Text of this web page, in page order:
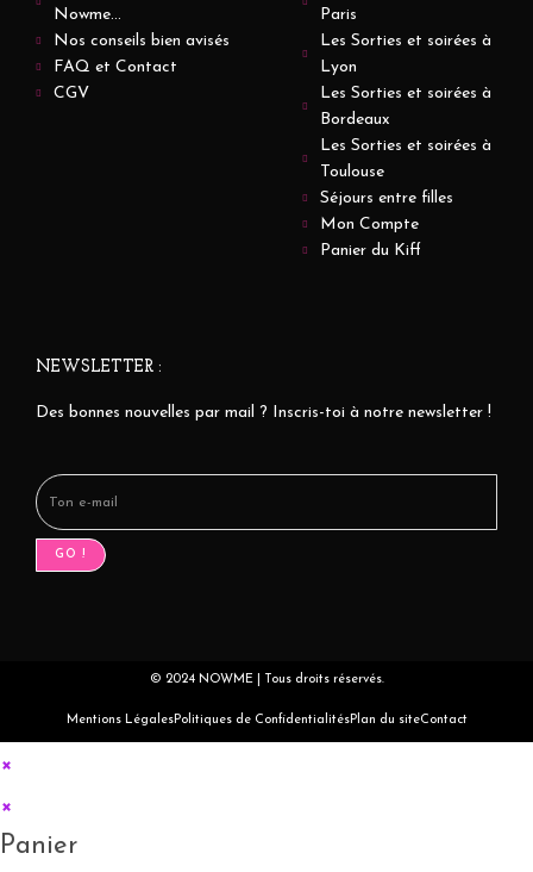
Nowme...
Nos conseils bien avisés
FAQ et Contact
CGV
Paris
Les Sorties et soirées à
Lyon
Les Sorties et soirées à
Bordeaux
Les Sorties et soirées à
Toulouse
Séjours entre filles
Mon Compte
Panier du Kiff
NEWSLETTER :
Des bonnes nouvelles par mail ? Inscris-toi à notre newsletter !
GO !
© 2024 NOWME | Tous droits réservés.
Mentions LégalesPolitiques de ConfidentialitésPlan du siteContact
×
×
Panier